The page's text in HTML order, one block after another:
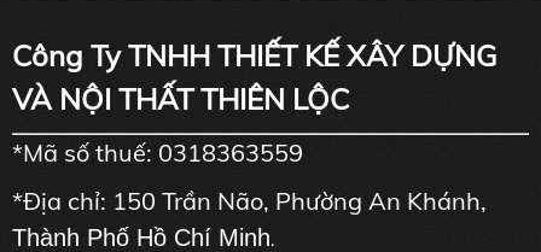
Công Ty TNHH THIẾT KẾ XÂY DỰNG
VÀ NỘI THẤT THIÊN LỘC
*Mã số thuế: 0318363559
*Địa chỉ: 150 Trần Não, Phường An Khánh,
Thành Phố Hồ Chí Minh.